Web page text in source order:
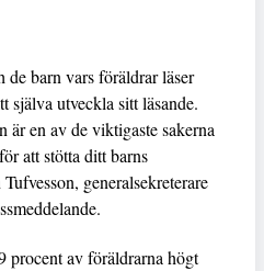
barn vars föräldrar läser
själva utveckla sitt läsande.
en av de viktigaste sakerna
att stötta ditt barns
generalsekreterare
procent av föräldrarna högt